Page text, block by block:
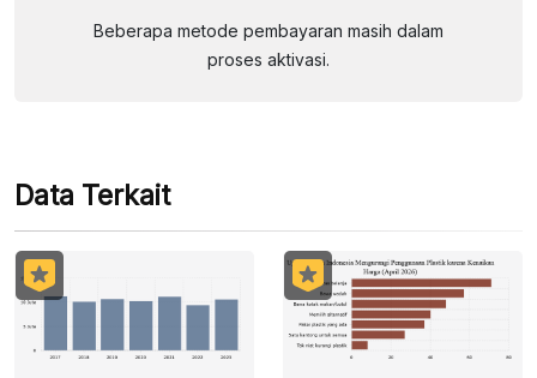
Beberapa metode pembayaran masih dalam
proses aktivasi.
Data Terkait